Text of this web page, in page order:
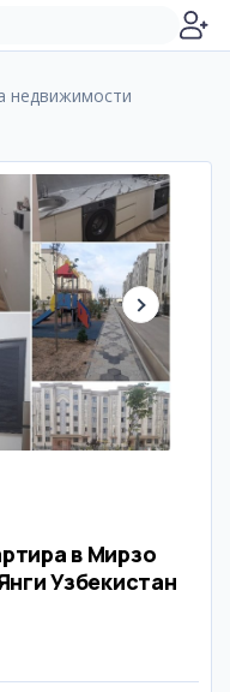
недвижимости
в Мирзо
Узбекистан